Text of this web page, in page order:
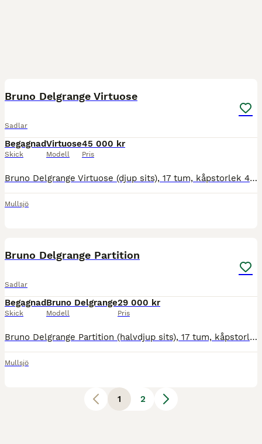
Bruno Delgrange Virtuose
Sadlar
Begagnad
Skick
Virtuose
Modell
45 000 kr
Pris
Bruno Delgrange Virtuose (djup sits), 17 tum, kåpstorlek 4X (extra framskuren kåpa), bom 28 normal mot vid, 5 mm extra bogfrihet. Brun sadel med svart lack på logga och under bågen på bakvalvet, namnb
Mullsjö
Bruno Delgrange Partition
Sadlar
Begagnad
Skick
Bruno Delgrange
Modell
29 000 kr
Pris
Bruno Delgrange Partition (halvdjup sits), 17 tum, kåpstorlek 3X (extra framskuren kåpa), normal bom. Brun sadel med brunt lack på loggan och under bågen på bakvalvet, årsmodell 2013. Pris: 29.000:-
Mullsjö
1 2